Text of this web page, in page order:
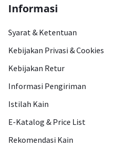
Informasi
Syarat & Ketentuan
Kebijakan Privasi & Cookies
Kebijakan Retur
Informasi Pengiriman
Istilah Kain
E-Katalog & Price List
Rekomendasi Kain